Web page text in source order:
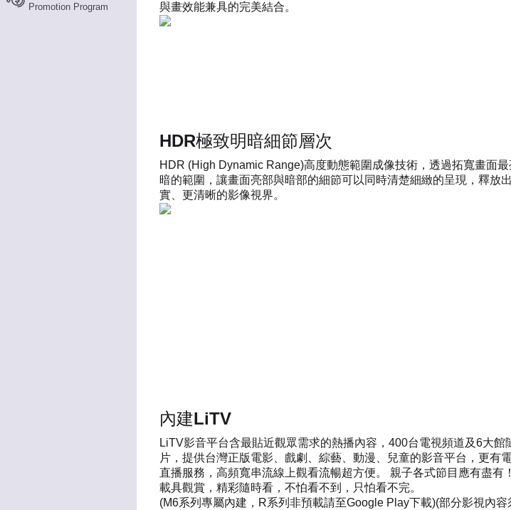
Promotion Program
與畫效能兼具的完美結合。
HDR極致明暗細節層次
HDR (High Dynamic Range)高度動態範圍成像技術，透過拓寬畫面
暗的範圍，讓畫面亮部與暗部的細節可以同時清楚細緻的呈現，釋放
實、更清晰的影像視界。
內建LiTV
LiTV影音平台含最貼近觀眾需求的熱播內容，400台電視頻道及6大館
片，提供台灣正版電影、戲劇、綜藝、動漫、兒童的影音平台，更有
直播服務，高頻寬串流線上觀看流暢超方便。 親子各式節目應有盡有
載具觀賞，精彩隨時看，不怕看不到，只怕看不完。
(M6系列專屬內建，R系列非預載請至Google Play下載)(部分影視內容